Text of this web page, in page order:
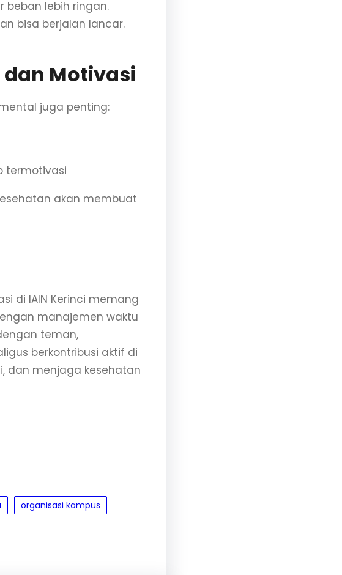
beban lebih ringan.
bisa berjalan lancar.
dan Motivasi
juga penting:
termotivasi
akan membuat
di IAIN Kerinci memang
manajemen waktu
teman,
berkontribusi aktif di
dan menjaga kesehatan
organisasi kampus